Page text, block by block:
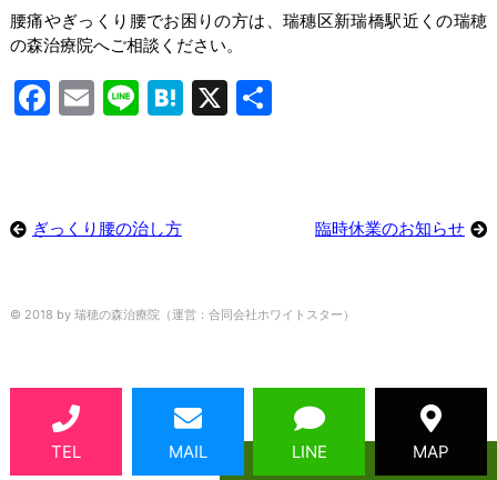
腰痛やぎっくり腰でお困りの方は、瑞穗区新瑞橋駅近くの瑞穂
の森治療院へご相談ください。
Facebook
Email
LineHatena
X 共
ぎっくり腰の治し方 臨時休業のお知らせ
TEL MAIL LINE MAP
© 2018 by 瑞穂の森治療院（運営：合同会社ホワイトスター）
ー発達障害
施術内容
LINE予約・問合せ